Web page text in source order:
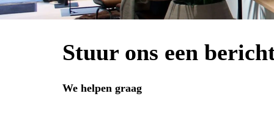
Stuur ons een
We helpen graag